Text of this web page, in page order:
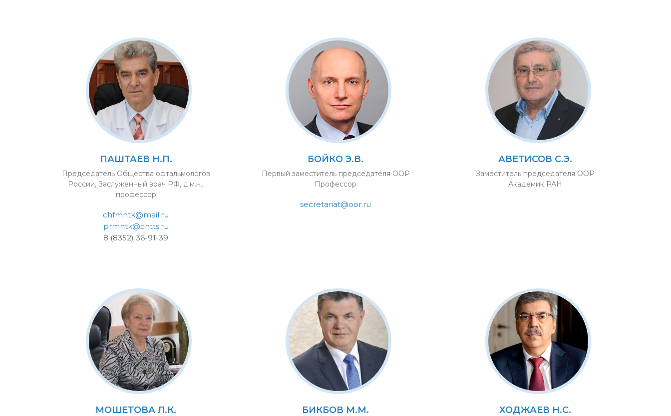
ПАШТАЕВ Н.П.
Председатель Общества офтальмологов
России, Заслуженный врач РФ, д.м.н.,
профессор
chfmntk@mail.ru
prmntk@chtts.ru
8 (8352) 36-91-39
БОЙКО Э.В.
Первый заместитель председателя ООР
Профессор
secretariat@oor.ru
АВЕТИСОВ С.Э.
Заместитель председателя ООР
Академик РАН
МОШЕТОВА Л.К. БИКБОВ М.М. ХОДЖАЕВ Н.С.